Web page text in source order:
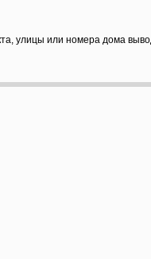
улицы или номера дома